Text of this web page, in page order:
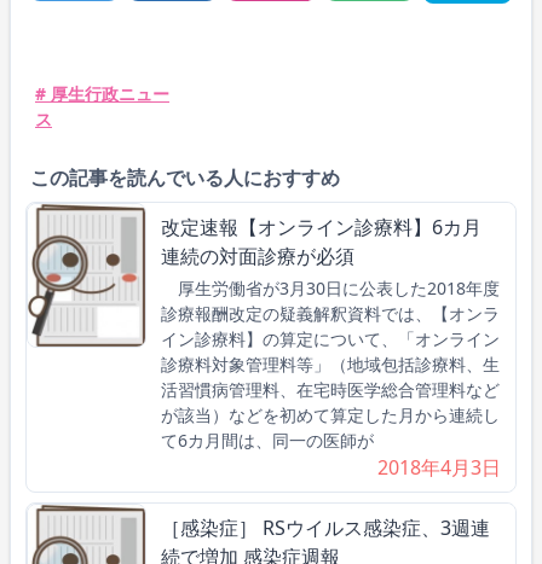
# 厚生行政ニュー
ス
この記事を読んでいる人におすすめ
改定速報【オンライン診療料】6カ月
連続の対面診療が必須
厚生労働省が3月30日に公表した2018年度
診療報酬改定の疑義解釈資料では、【オンラ
イン診療料】の算定について、「オンライン
診療料対象管理料等」（地域包括診療料、生
活習慣病管理料、在宅時医学総合管理料など
が該当）などを初めて算定した月から連続し
て6カ月間は、同一の医師が
2018年4月3日
［感染症］ RSウイルス感染症、3週連
続で増加 感染症週報